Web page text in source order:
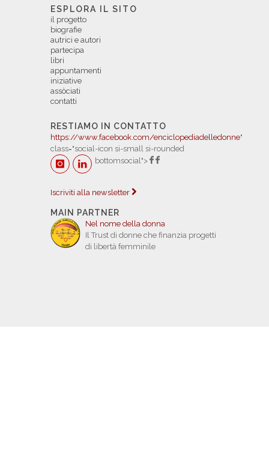
ESPLORA IL SITO
il progetto
biografie
autrici e autori
partecipa
libri
appuntamenti
iniziative
assòciati
contatti
RESTIAMO IN CONTATTO
https://www.facebook.com/enciclopediadelledonne"
class="social-icon si-small si-rounded
bottomsocial">
Iscriviti alla newsletter
MAIN PARTNER
Nel nome della donna
Il Trust di donne che finanzia progetti
di libertà femminile